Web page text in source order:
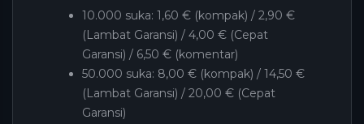
10.000 suka: 1,60 € (kompak) / 2,90 €
(Lambat Garansi) / 4,00 € (Cepat
Garansi) / 6,50 € (komentar)
50.000 suka: 8,00 € (kompak) / 14,50 €
(Lambat Garansi) / 20,00 € (Cepat
Garansi)